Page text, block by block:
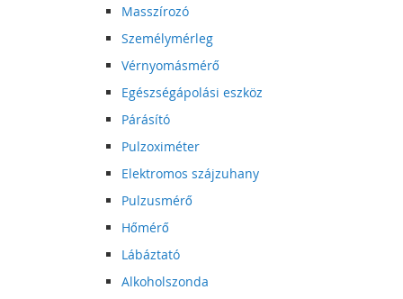
Masszírozó
Személymérleg
Vérnyomásmérő
Egészségápolási eszköz
Párásító
Pulzoximéter
Elektromos szájzuhany
Pulzusmérő
Hőmérő
Lábáztató
Alkoholszonda